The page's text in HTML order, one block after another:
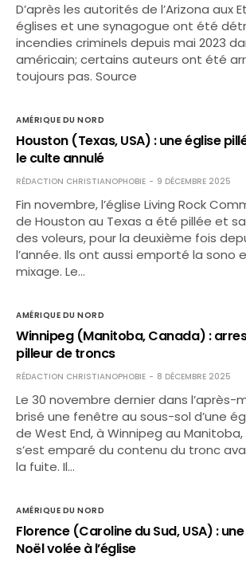
D’après les autorités de l’Arizona aux
églises et une synagogue ont été
incendies criminels depuis mai 2023
américain; certains auteurs ont été
toujours pas. Source
AMÉRIQUE DU NORD
Houston (Texas, USA) : une église
le culte annulé
RÉDACTION CHRISTIANOPHOBIE 9 DÉCEMBRE 2025
Fin novembre, l’église Living Rock
de Houston au Texas a été pillée et
des voleurs, pour la deuxième fois
l’année. Ils ont aussi emporté la sono
mixage. Le…
AMÉRIQUE DU NORD
Winnipeg (Manitoba, Canada) :
pilleur de troncs
RÉDACTION CHRISTIANOPHOBIE 8 DÉCEMBRE 2025
Le 30 novembre dernier dans l’après-
brisé une fenêtre au sous-sol d’une
de West End, à Winnipeg au
s’est emparé du contenu du tronc
la fuite. Il…
AMÉRIQUE DU NORD
Florence (Caroline du Sud, USA) :
Noël volée à l’église